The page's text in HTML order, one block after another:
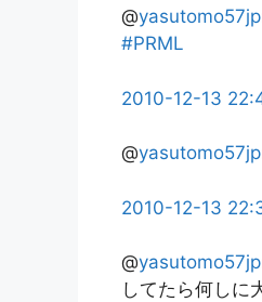
@yasutomo57jp
#PRML
2010-12-13
@yasutomo57jp
2010-12-13
@yasutomo57jp
してたら何しに